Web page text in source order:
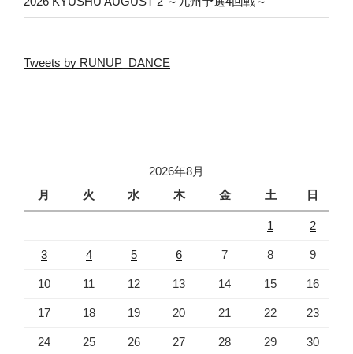
Tweets by RUNUP_DANCE
2026年8月
月
火 水 木 金 土 日
1 2
3 4 5 6 7 8 9
10 11 12 13 14 15 16
17 18 19 20 21 22 23
24 25 26 27 28 29 30